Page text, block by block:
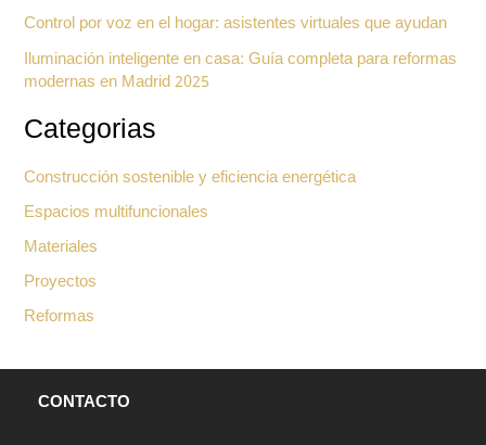
Control por voz en el hogar: asistentes virtuales que ayudan
Iluminación inteligente en casa: Guía completa para reformas
modernas en Madrid 2025
Categorias
Construcción sostenible y eficiencia energética
Espacios multifuncionales
Materiales
Proyectos
Reformas
CONTACTO